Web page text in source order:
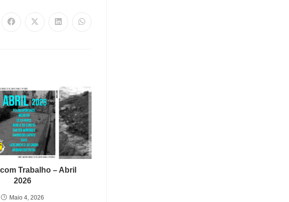
Trabalho – Abril
2026
Maio 4, 2026